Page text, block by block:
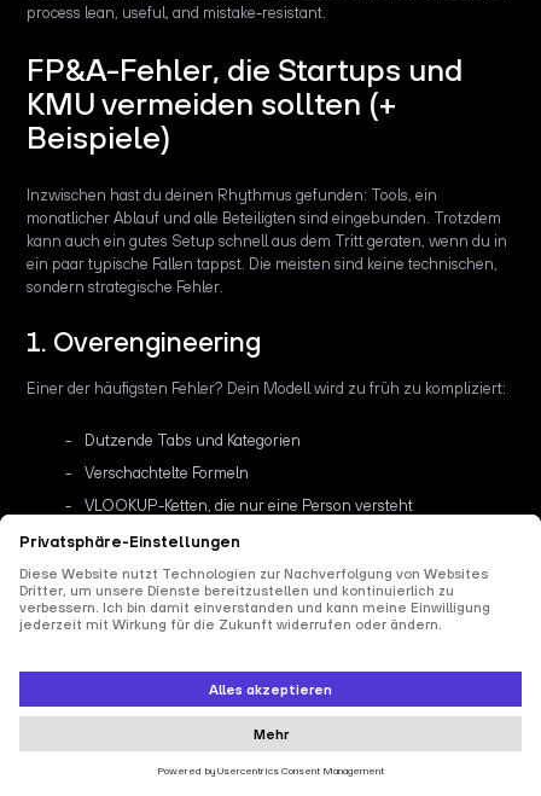
process lean, useful, and mistake-resistant.
FP&A-Fehler, die Startups und
KMU vermeiden sollten (+
Beispiele)
Inzwischen hast du deinen Rhythmus gefunden: Tools, ein
monatlicher Ablauf und alle Beteiligten sind eingebunden. Trotzdem
kann auch ein gutes Setup schnell aus dem Tritt geraten, wenn du in
ein paar typische Fallen tappst. Die meisten sind keine technischen,
sondern strategische Fehler.
1. Overengineering
Einer der häufigsten Fehler? Dein Modell wird zu früh zu kompliziert:
Dutzende Tabs und Kategorien
Verschachtelte Formeln
VLOOKUP-Ketten, die nur eine Person versteht
Das passiert oft, wenn jemand versucht, ein "unzerstörbares" Modell
zu bauen – bevor überhaupt klar ist, welche Entscheidungen das
Modell eigentlich unterstützen soll. Realität: Eine Prognose, die zu
85 % korrekt ist und sich leicht aktualisieren lässt, schlägt eine, die
So vermeidest du Overengineering in FP&A
Mehr Details kannst du immer dann ergänzen, wenn du sie wirklich